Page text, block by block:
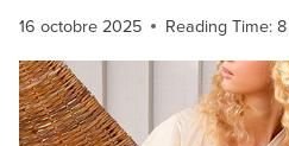
16 octobre 2025 Reading Time:8